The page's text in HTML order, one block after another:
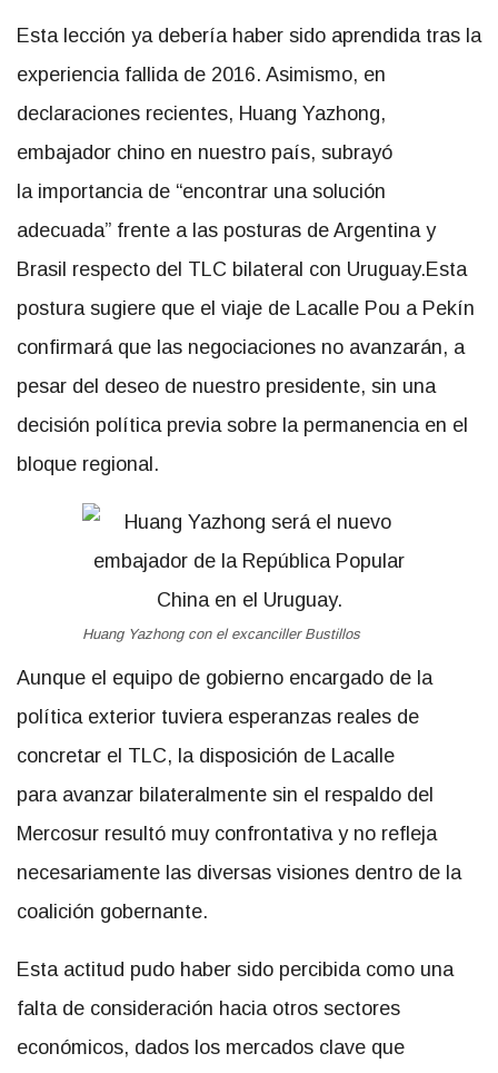
Esta lección ya debería haber sido aprendida tras la
experiencia fallida de 2016. Asimismo, en
declaraciones recientes, Huang Yazhong,
embajador chino en nuestro país, subrayó
la importancia de “encontrar una solución
adecuada” frente a las posturas de Argentina y
Brasil respecto del TLC bilateral con Uruguay.Esta
postura sugiere que el viaje de Lacalle Pou a Pekín
confirmará que las negociaciones no avanzarán, a
pesar del deseo de nuestro presidente, sin una
decisión política previa sobre la permanencia en el
bloque regional.
Huang Yazhong con el excanciller Bustillos
Aunque el equipo de gobierno encargado de la
política exterior tuviera esperanzas reales de
concretar el TLC, la disposición de Lacalle
para avanzar bilateralmente sin el respaldo del
Mercosur resultó muy confrontativa y no refleja
necesariamente las diversas visiones dentro de la
coalición gobernante.
Esta actitud pudo haber sido percibida como una
falta de consideración hacia otros sectores
económicos, dados los mercados clave que